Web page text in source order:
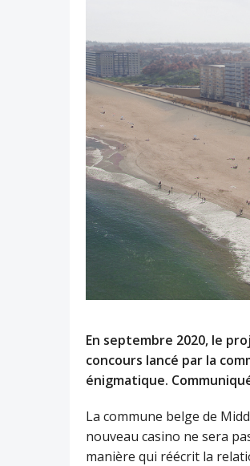
En septembre 2020, le
concours lancé par la
énigmatique.
La commune belge de
nouveau casino ne sera
manière qui réécrit la